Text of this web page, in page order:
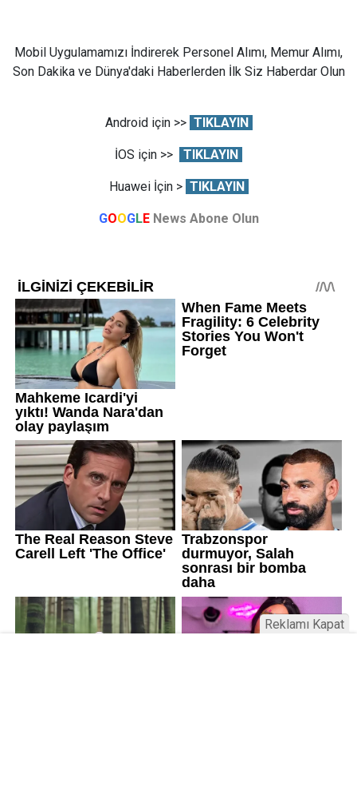
Mobil Uygulamamızı İndirerek Personel Alımı, Memur Alımı,
Son Dakika ve Dünya'daki Haberlerden İlk Siz Haberdar Olun
Android için >> TIKLAYIN
İOS için >> TIKLAYIN
Huawei İçin > TIKLAYIN
GOOGLE News Abone Olun
Reklamı Kapat